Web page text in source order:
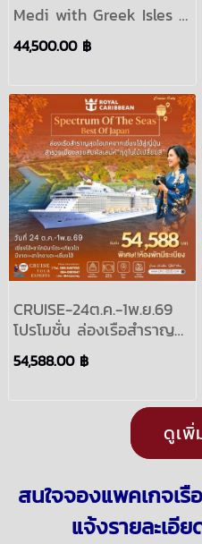
Medi with Greek Isles &
Turkey 2024-2025 ล่อง
เรือสำราญเมดิเตอร์เรเนียน
CRUISES
MEDITERRANEAN
44,500.00 ฿
CRUISE-24ต.ค.-1พ.ย.69
โปรโมชั่น ล่องเรือสำราญ
Spectrum Of The Seas
8คืน จีน(เซี่ยงไฮ้)เที่ยว
มินาโตะ,เกียวโต,นีงา
เตะ)ROYAL CARIBBEAN
54,588.00 ฿
ดูเพิ่
สนใจจองแพคเกจเ
แจ้งรายละเอี